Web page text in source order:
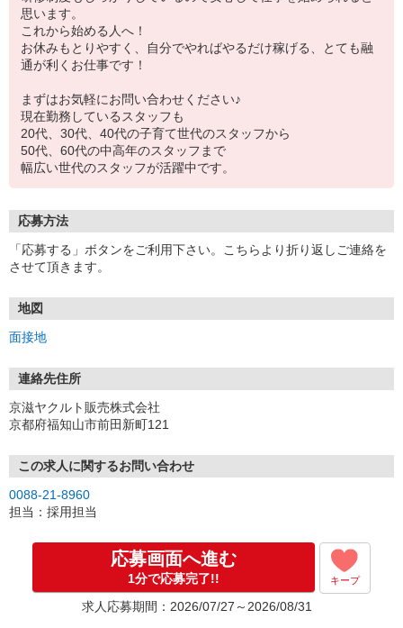
思います。
これから始める人へ！
お休みもとりやすく、自分でやればやるだけ稼げる、とても融
通が利くお仕事です！
まずはお気軽にお問い合わせください♪
現在勤務しているスタッフも
20代、30代、40代の子育て世代のスタッフから
50代、60代の中高年のスタッフまで
幅広い世代のスタッフが活躍中です。
応募方法
「応募する」ボタンをご利用下さい。こちらより折り返しご連絡を
させて頂きます。
地図
面接地
連絡先住所
京滋ヤクルト販売株式会社
京都府福知山市前田新町121
この求人に関するお問い合わせ
0088-21-8960
担当：採用担当
応募画面へ進む
1分で応募完了!! キープ
求人応募期間：2026/07/27～2026/08/31